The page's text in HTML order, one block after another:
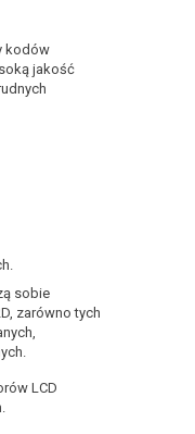
kodów
jakość
sobie
zarówno tych
LCD